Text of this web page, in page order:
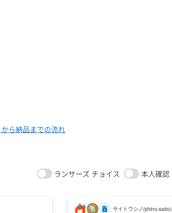
から納品までの流れ
ランサーズ チョイス 本人確認
サイトウシノ(shino-saito)